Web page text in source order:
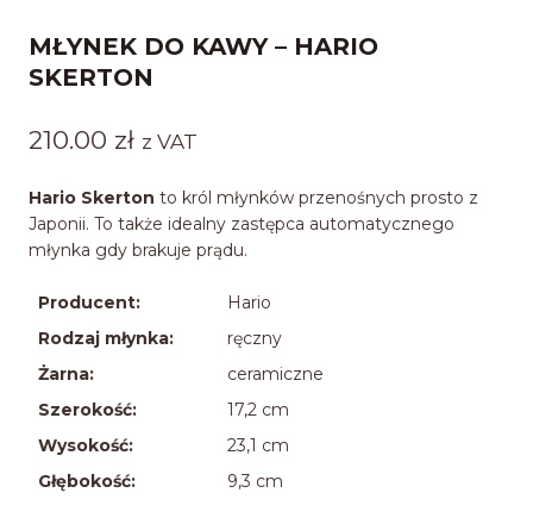
MŁYNEK DO KAWY – HARIO
SKERTON
210.00 zł z VAT
Hario Skerton to król młynków przenośnych prosto z
Japonii. To także idealny zastępca automatycznego
młynka gdy brakuje prądu.
Producent:
Hario
Rodzaj młynka:
ręczny
Żarna:
ceramiczne
Szerokość:
17,2 cm
Wysokość:
23,1 cm
Głębokość:
9,3 cm